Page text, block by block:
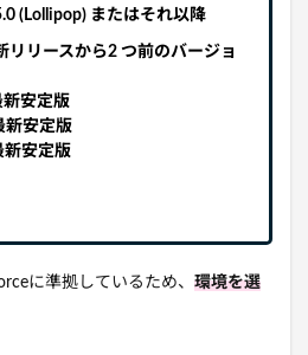
(Lollipop) またはそれ以降
リリースから2 つ前のバージョ
新安定版
新安定版
新安定版
に準拠しているため、 環境を選